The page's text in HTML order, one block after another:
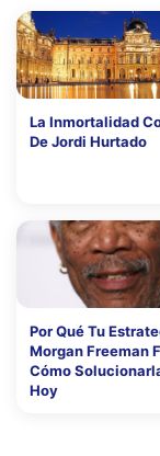
La Inmortalidad
De Jordi Hurtado
Por Qué Tu
Morgan Freeman
Cómo
Hoy